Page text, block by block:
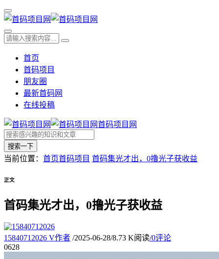
首页
首码项目
朋友圈
最新首码网
在线投稿
首码项目网
搜索一下
当前位置： 首页首码项目 首码集光才出，0撸光子获收益
正文
首码集光才出，0撸光子获收益
15840712026 V作者 /2025-06-28/8.73 K阅读/0评论
0628